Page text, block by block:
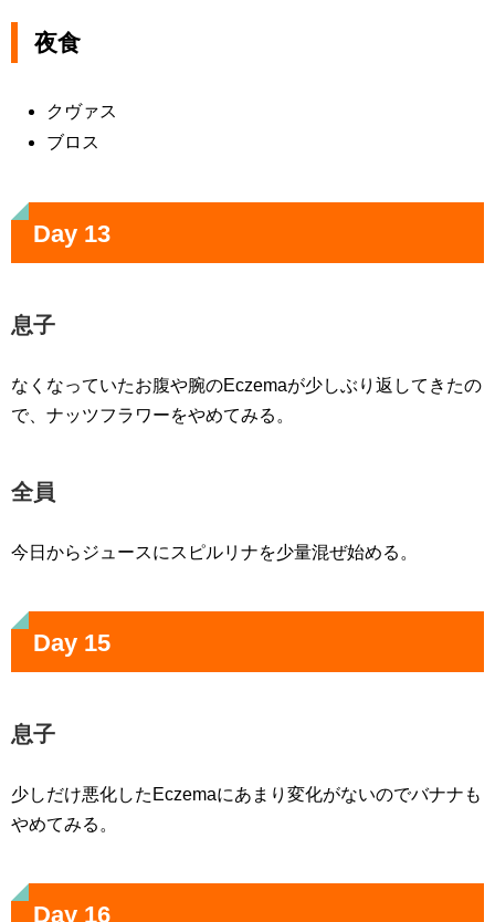
夜食
クヴァス
ブロス
Day 13
息子
なくなっていたお腹や腕のEczemaが少しぶり返してきたの
で、ナッツフラワーをやめてみる。
全員
今日からジュースにスピルリナを少量混ぜ始める。
Day 15
息子
少しだけ悪化したEczemaにあまり変化がないのでバナナも
やめてみる。
Day 16